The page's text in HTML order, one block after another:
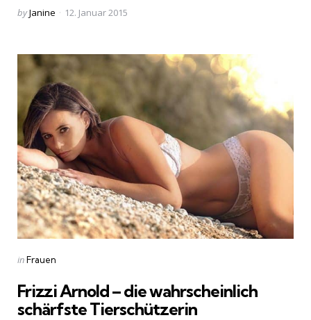
Posted
byJanine 12. Januar 2015
Categories
Posted
inFrauen
Frizzi Arnold – die wahrscheinlich
schärfste Tierschützerin